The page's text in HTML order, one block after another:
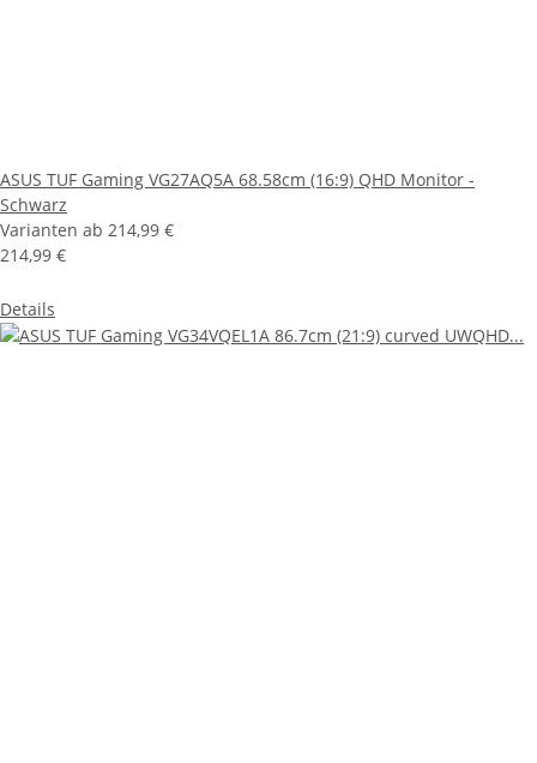
ASUS TUF Gaming VG27AQ5A 68.58cm (16:9) QHD Monitor -
Schwarz
Varianten ab 214,99 €
214,99 €
Details